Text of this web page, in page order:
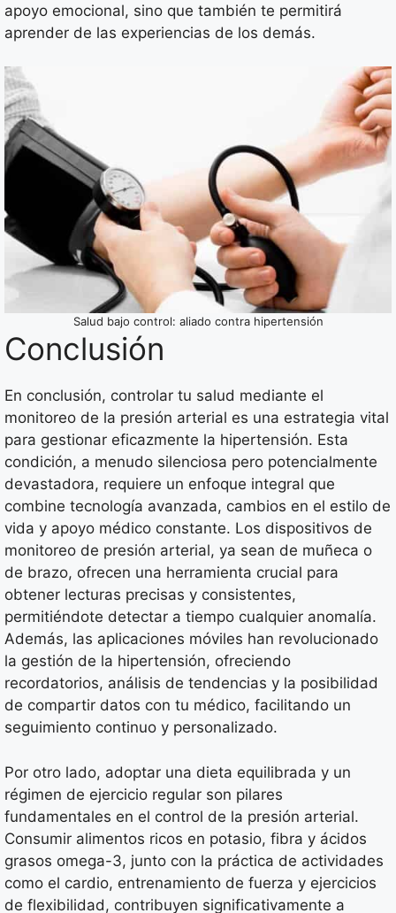
apoyo emocional, sino que también te permitirá
aprender de las experiencias de los demás.
Salud bajo control: aliado contra hipertensión
Conclusión
En conclusión, controlar tu salud mediante el
monitoreo de la presión arterial es una estrategia vital
para gestionar eficazmente la hipertensión. Esta
condición, a menudo silenciosa pero potencialmente
devastadora, requiere un enfoque integral que
combine tecnología avanzada, cambios en el estilo de
vida y apoyo médico constante. Los dispositivos de
monitoreo de presión arterial, ya sean de muñeca o
de brazo, ofrecen una herramienta crucial para
obtener lecturas precisas y consistentes,
permitiéndote detectar a tiempo cualquier anomalía.
Además, las aplicaciones móviles han revolucionado
la gestión de la hipertensión, ofreciendo
recordatorios, análisis de tendencias y la posibilidad
de compartir datos con tu médico, facilitando un
seguimiento continuo y personalizado.
Por otro lado, adoptar una dieta equilibrada y un
régimen de ejercicio regular son pilares
fundamentales en el control de la presión arterial.
Consumir alimentos ricos en potasio, fibra y ácidos
grasos omega-3, junto con la práctica de actividades
como el cardio, entrenamiento de fuerza y ejercicios
de flexibilidad, contribuyen significativamente a